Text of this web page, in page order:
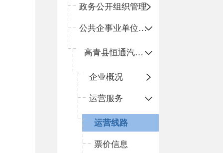
政务公开组织管理
公共企事业单位信息公开
高青县恒通汽车运输有限责任公司
企业概况
运营服务
运营线路
票价信息